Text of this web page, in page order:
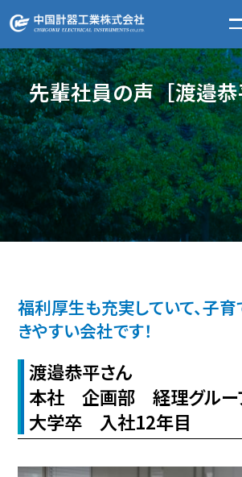
先輩社員の声［渡邉
福利厚生も充実していて、子
きやすい会社です！
渡邉恭平さん
本社 企画部 経理グル
大学卒 入社12年目